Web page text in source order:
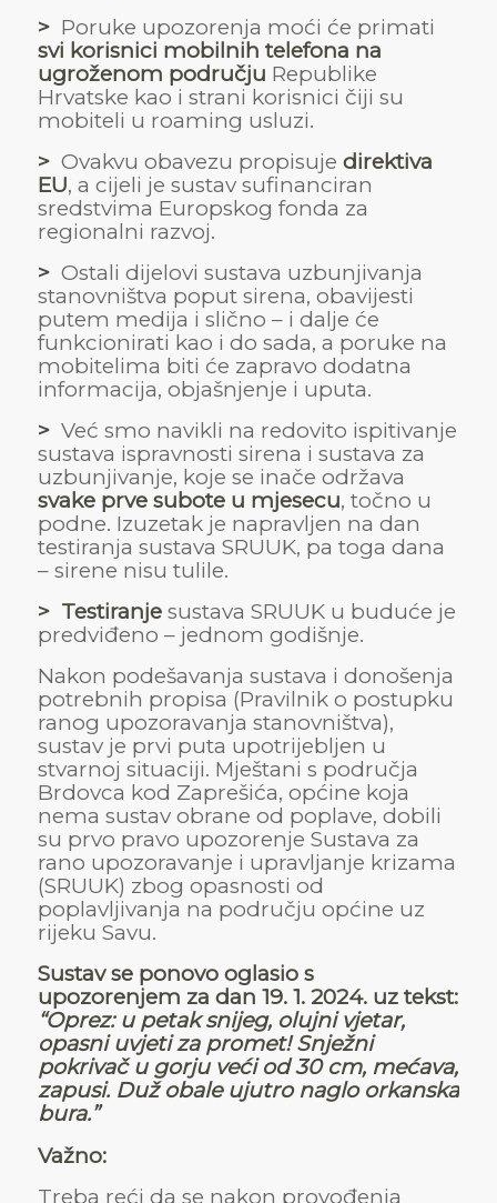
> Poruke upozorenja moći će primati
svi korisnici mobilnih telefona na
ugroženom području Republike
Hrvatske kao i strani korisnici čiji su
mobiteli u roaming usluzi.
> Ovakvu obavezu propisuje direktiva
EU, a cijeli je sustav sufinanciran
sredstvima Europskog fonda za
regionalni razvoj.
> Ostali dijelovi sustava uzbunjivanja
stanovništva poput sirena, obavijesti
putem medija i slično – i dalje će
funkcionirati kao i do sada, a poruke na
mobitelima biti će zapravo dodatna
informacija, objašnjenje i uputa.
> Već smo navikli na redovito ispitivanje
sustava ispravnosti sirena i sustava za
uzbunjivanje, koje se inače održava
svake prve subote u mjesecu, točno u
podne. Izuzetak je napravljen na dan
testiranja sustava SRUUK, pa toga dana
– sirene nisu tulile.
> Testiranjesustava SRUUK u buduće je
predviđeno – jednom godišnje.
Nakon podešavanja sustava i donošenja
potrebnih propisa (Pravilnik o postupku
ranog upozoravanja stanovništva),
sustav je prvi puta upotrijebljen u
stvarnoj situaciji. Mještani s područja
Brdovca kod Zaprešića, općine koja
nema sustav obrane od poplave, dobili
su prvo pravo upozorenje Sustava za
rano upozoravanje i upravljanje krizama
(SRUUK) zbog opasnosti od
poplavljivanja na području općine uz
rijeku Savu.
Sustav se ponovo oglasio s
upozorenjem za dan 19. 1. 2024. uz tekst:
“Oprez: u petak snijeg, olujni vjetar,
opasni uvjeti za promet! Snježni
pokrivač u gorju veći od 30 cm, mećava,
zapusi. Duž obale ujutro naglo orkanska
bura.”
Važno:
Treba reći da se nakon provođenja